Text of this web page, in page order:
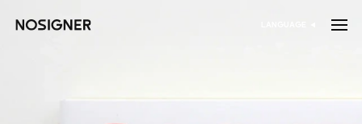
דף הבית